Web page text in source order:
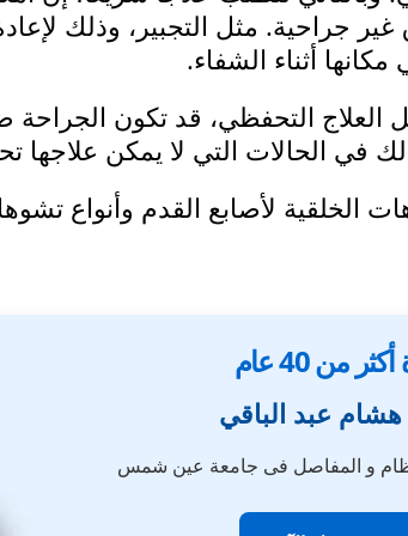
جراحية. مثل التجبير، وذلك
مكانها أثناء الشفاء.
العلاج التحفظي، قد تكون
في الحالات التي لا يمكن علاجها
الخلقية لأصابع القدم وأنواع
من 40 عام
هشام عبد الباقي
و المفاصل فى جامعة عين شمس